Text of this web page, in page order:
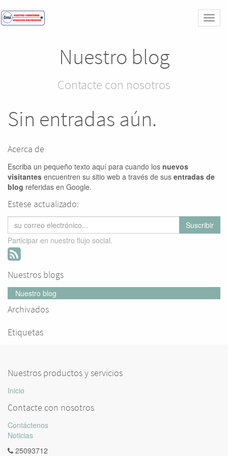
Nuestro blog
Contacte con nosotros
Sin entradas aún.
Acerca de
Escriba un pequeño texto aquí para cuando los nuevos
visitantes encuentren su sitio web a través de sus entradas de
blog referidas en Google.
Estese actualizado:
Suscribir
Participar en nuestro flujo social.
Nuestros blogs
Nuestro blog
Archivados
Etiquetas
Nuestros productos y servicios
Inicio
Contacte con nosotros
Contáctenos
Noticias
25093712